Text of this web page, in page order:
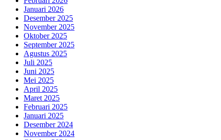
Januari 2026
Desember 2025
November 2025
Oktober 2025
September 2025
Agustus 2025
Juli 2025
Juni 2025
Mei 2025
April 2025
Maret 2025
Februari 2025
Januari 2025
Desember 2024
November 2024